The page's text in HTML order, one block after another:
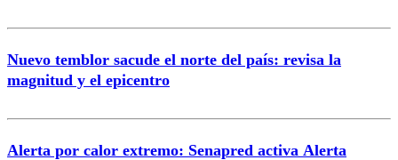
Nuevo temblor sacude el norte del país: revisa la
magnitud y el epicentro
Alerta por calor extremo: Senapred activa Alerta